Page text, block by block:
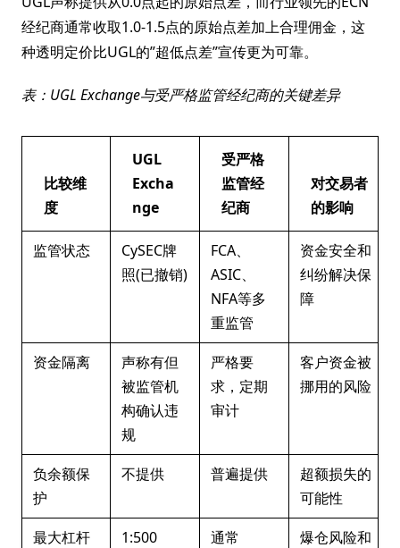
经纪商通常收取1.0-1.5点的原始点差加上合理佣金，这
种透明定价比UGL的”超低点差”宣传更为可靠。
表：UGL Exchange与受严格监管经纪商的关键差异
比较维
度
UGL
Excha
nge
受严格
监管经
纪商
对交易者
的影响
监管状态
CySEC牌
照(已撤销)
FCA、
ASIC、
NFA等多
重监管
资金安全和
纠纷解决保
障
资金隔离
声称有但
被监管机
构确认违
规
严格要
求，定期
审计
客户资金被
挪用的风险
负余额保
护
不提供 普遍提供
超额损失的
可能性
最大杠杆
1:500
通常
爆仓风险和